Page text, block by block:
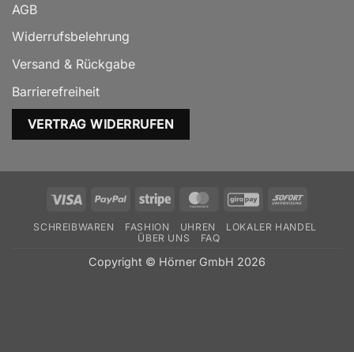
AGB
Widerrufsbelehrung
Versand & Rückgabe
Barrierefreiheit
VERTRAG WIDERRUFEN
Visa PayPal Stripe MasterCardGiroPaySofort
SCHREIBWAREN FASHION UHREN
LOKALER HANDEL
ÜBER UNS
FAQ
Copyright © Hörner GmbH 2026